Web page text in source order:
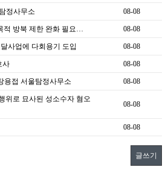
정사무소 08-08
적 방북 제한 완화 필요… 08-08
사업에 다회용기 도입 08-08
사 08-08
용접 서울탐정사무소 08-08
위로 묘사된 성소수자 혐오
08-08
08-08
글쓰기